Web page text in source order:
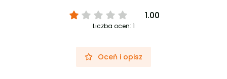
1.00
Liczba ocen: 1
Oceń i opisz